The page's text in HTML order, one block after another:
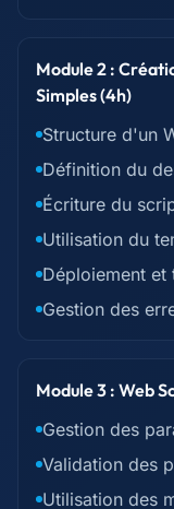
Module 2 :
Simples (4h)
Structure d'un
Définition du
Écriture du
Utilisation du
Déploiement et
Gestion des
Module 3 : Web
Gestion des
Validation des
Utilisation des